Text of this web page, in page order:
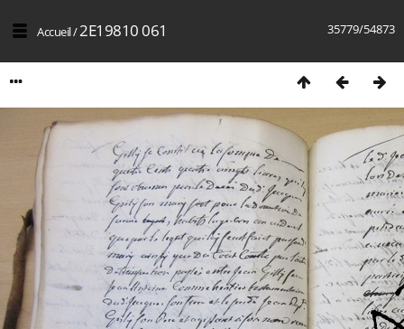
35779/54873
Accueil/2E19810 061